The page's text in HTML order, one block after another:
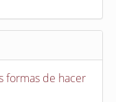
formas de hacer